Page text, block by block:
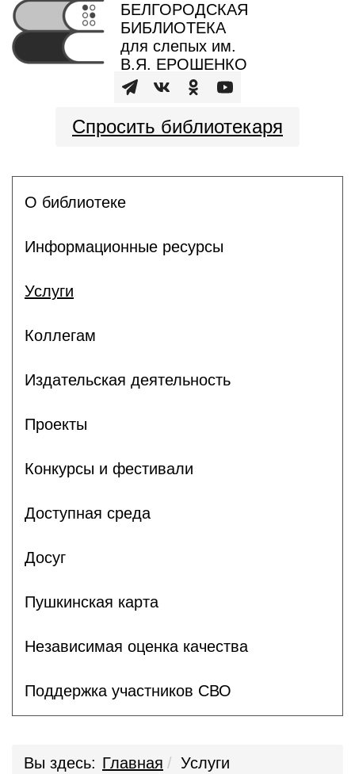
БЕЛГОРОДСКАЯ
БИБЛИОТЕКА
для слепых им.
В.Я. ЕРОШЕНКО
Спросить библиотекаря
О библиотеке
Информационные ресурсы
Услуги
Коллегам
Издательская деятельность
Проекты
Конкурсы и фестивали
Доступная среда
Досуг
Пушкинская карта
Независимая оценка качества
Поддержка участников СВО
Вы здесь: Главная Услуги